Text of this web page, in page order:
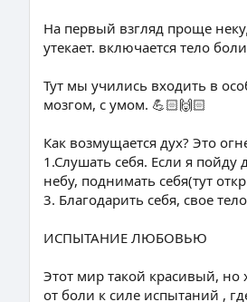
На первый взгляд проще
утекает. включается тело
Тут мы учились входить в
мозгом, с умом. 💪🏻🙌🏻
Как возмущается дух? Это
1.Слушать себя. Если я
небу, поднимать себя(тут
3. Благодарить себя, свое
ИСПЫТАНИЕ ЛЮБОВЬЮ
Этот мир такой красивый, но
от боли к силе испытаний ,